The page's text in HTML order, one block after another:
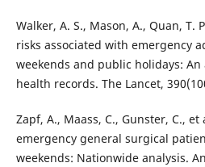
Walker, A. S., Mason, A., Quan, T.
risks associated with emergency
weekends and public holidays:
health records. The Lancet,
Zapf, A., Maass, C., Gunster, C.,
emergency general surgical
weekends: Nationwide analysis.